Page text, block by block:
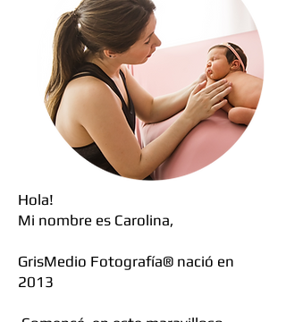
Hola!
Mi nombre es Carolina,
GrisMedio Fotografía® nació en
2013